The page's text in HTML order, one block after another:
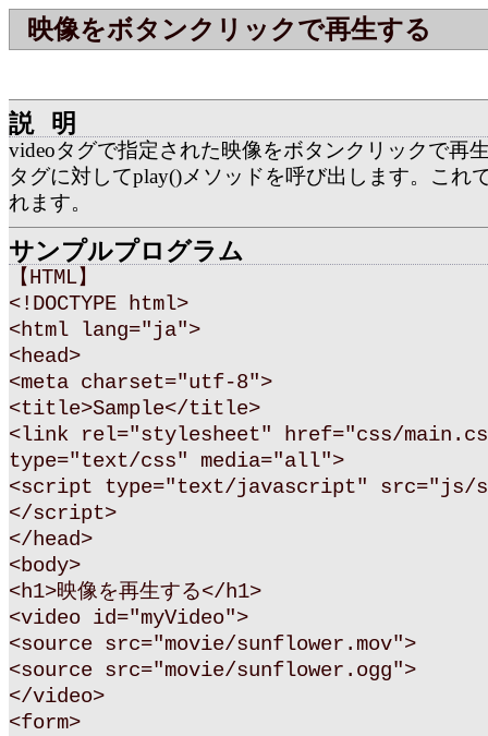
映像をボタンクリックで再生する
説明
videoタグで指定された映像をボタンクリックで再
タグに対してplay()メソッドを呼び出します。これ
れます。
サンプルプログラム
【HTML】
<!DOCTYPE html>
<html lang="ja">
<head>
<meta charset="utf-8">
<title>Sample</title>
<link rel="stylesheet" href="css/
type="text/css" media="all">
<script type="text/javascript" src="js/
</script>
</head>
<body>
<h1>映像を再生する</h1>
<video id="myVideo">
<source src="movie/sunflower.mov">
<source src="movie/sunflower.ogg">
</video>
<form>